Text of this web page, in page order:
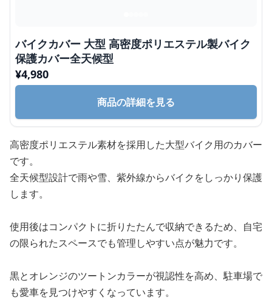
バイクカバー 大型 高密度ポリエステル製バイク
保護カバー全天候型
¥4,980
商品の詳細を見る
高密度ポリエステル素材を採用した大型バイク用のカバー
です。
全天候型設計で雨や雪、紫外線からバイクをしっかり保護
します。
使用後はコンパクトに折りたたんで収納できるため、自宅
の限られたスペースでも管理しやすい点が魅力です。
黒とオレンジのツートンカラーが視認性を高め、駐車場で
も愛車を見つけやすくなっています。